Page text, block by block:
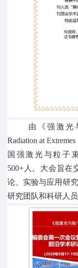
由《强激光
Radiation at
国强激光与粒子
500+人。大会旨在
论、实验与应用研
研究团队和科研人